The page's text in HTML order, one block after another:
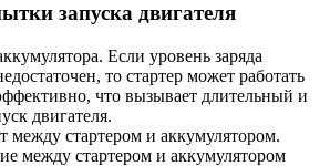
запуска двигателя
Если уровень заряда
то стартер может работать
что вызывает длительный и
двигателя.
между стартером и аккумулятором.
между стартером и аккумулятором